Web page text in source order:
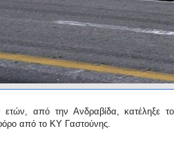
ετών, από την Ανδραβίδα, κατέληξε
από το ΚΥ Γαστούνης.